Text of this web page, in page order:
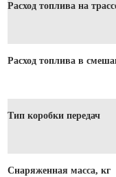
Расход топлива на
Расход топлива в
Тип коробки передач
Снаряженная масса, кг